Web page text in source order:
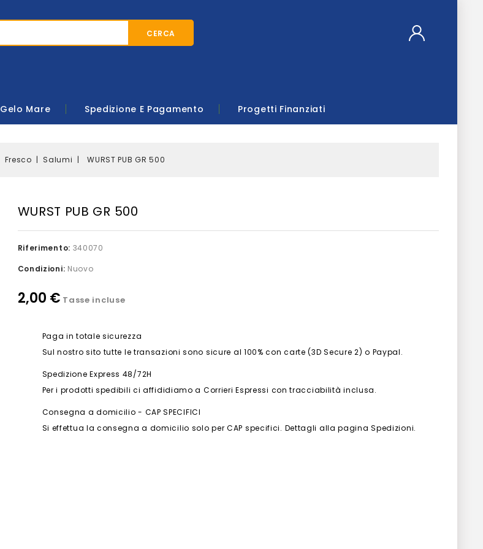
CERCA
Gelo Mare Spedizione E Pagamento Progetti Finanziati
Fresco Salumi WURST PUB GR 500
WURST PUB GR 500
Riferimento: 340070
Condizioni: Nuovo
2,00 € Tasse incluse
Paga in totale sicurezza
Sul nostro sito tutte le transazioni sono sicure al 100% con carte (3D Secure 2) o Paypal.
Spedizione Express 48/72H
Per i prodotti spedibili ci affididiamo a Corrieri Espressi con tracciabilità inclusa.
Consegna a domicilio - CAP SPECIFICI
Si effettua la consegna a domicilio solo per CAP specifici. Dettagli alla pagina Spedizioni.